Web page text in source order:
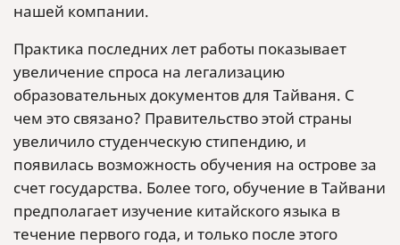
нашей компании.
Практика последних лет работы показывает
увеличение спроса на легализацию
образовательных документов для Тайваня. С
чем это связано? Правительство этой страны
увеличило студенческую стипендию, и
появилась возможность обучения на острове за
счет государства. Более того, обучение в Тайвани
предполагает изучение китайского языка в
течение первого года, и только после этого